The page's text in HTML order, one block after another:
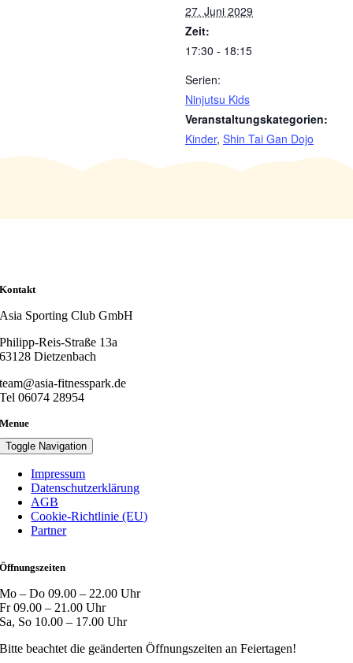
27. Juni 2029
Zeit:
17:30 - 18:15
Serien:
Ninjutsu Kids
Veranstaltungskategorien:
Kinder, Shin Tai Gan Dojo
Kontakt
Asia Sporting Club GmbH
Philipp-Reis-Straße 13a
63128 Dietzenbach
team@asia-fitnesspark.de
Tel 06074 28954
Menue
Toggle Navigation
Impressum
Datenschutzerklärung
AGB
Cookie-Richtlinie (EU)
Partner
Öffnungszeiten
Mo – Do 09.00 – 22.00 Uhr
Fr 09.00 – 21.00 Uhr
Sa, So 10.00 – 17.00 Uhr
Bitte beachtet die geänderten Öffnungszeiten an Feiertagen!